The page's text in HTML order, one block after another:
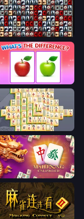
War Mahjong
What's The Difference?
Mahjong Online
Mahjong Unlimited